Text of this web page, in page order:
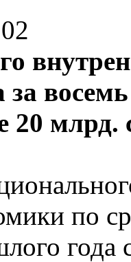
20 млрд.
по
года